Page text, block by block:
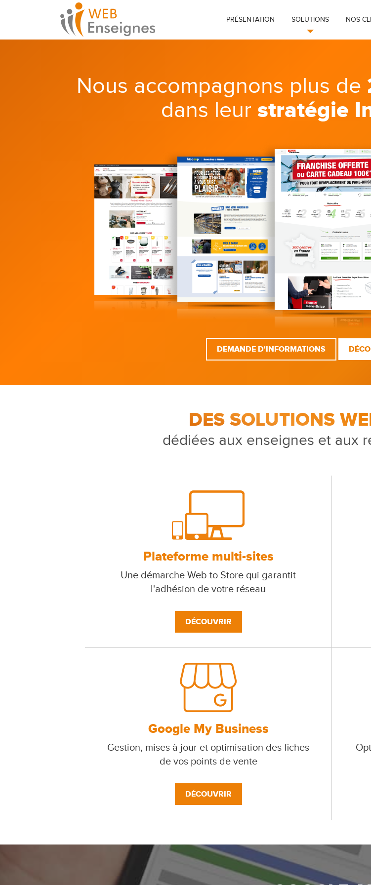
PRÉSENTATION SOLUTIONS NOS
Nous accompagnons plus de
dans leur stratégie
DEMANDE D'INFORMATIONS
DES SOLUTIONS
dédiées aux enseignes et aux
Plateforme multi-sites
Une démarche Web to Store qui garantit
l'adhésion de votre réseau
DÉCOUVRIR
Google My Business
Gestion, mises à jour et optimisation des fiches
de vos points de vente
DÉCOUVRIR